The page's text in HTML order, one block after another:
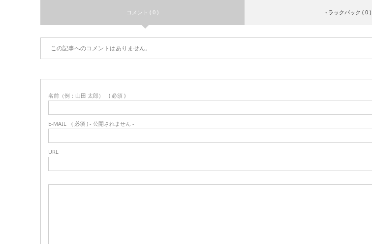
コメント ( 0 ) トラックバック ( 0 )
この記事へのコメントはありません。
名前（例：山田 太郎） ( 必須 )
E-MAIL ( 必須 ) - 公開されません -
URL